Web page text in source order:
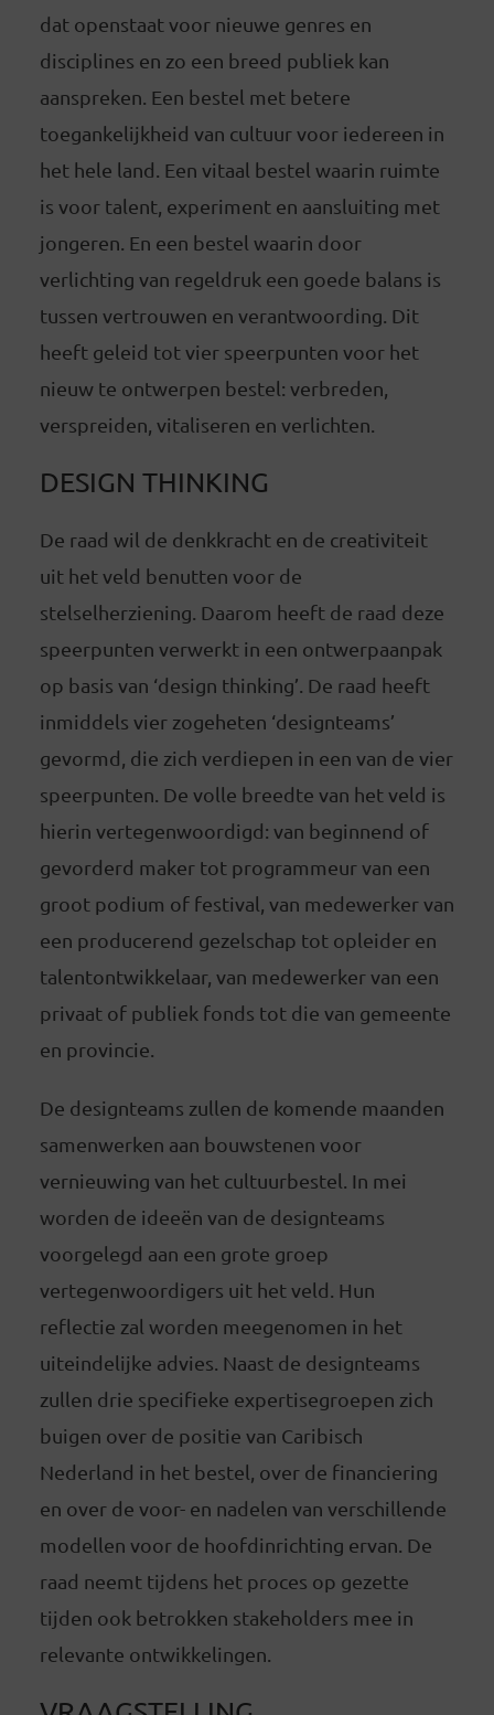
dat openstaat voor nieuwe genres en
disciplines en zo een breed publiek kan
aanspreken. Een bestel met betere
toegankelijkheid van cultuur voor iedereen in
het hele land. Een vitaal bestel waarin ruimte
is voor talent, experiment en aansluiting met
jongeren. En een bestel waarin door
verlichting van regeldruk een goede balans is
tussen vertrouwen en verantwoording. Dit
heeft geleid tot vier speerpunten voor het
nieuw te ontwerpen bestel: verbreden,
verspreiden, vitaliseren en verlichten.
DESIGN THINKING
De raad wil de denkkracht en de creativiteit
uit het veld benutten voor de
stelselherziening. Daarom heeft de raad deze
speerpunten verwerkt in een ontwerpaanpak
op basis van ‘design thinking’. De raad heeft
inmiddels vier zogeheten ‘designteams’
gevormd, die zich verdiepen in een van de vier
speerpunten. De volle breedte van het veld is
hierin vertegenwoordigd: van beginnend of
gevorderd maker tot programmeur van een
groot podium of festival, van medewerker van
een producerend gezelschap tot opleider en
talentontwikkelaar, van medewerker van een
privaat of publiek fonds tot die van gemeente
en provincie.
De designteams zullen de komende maanden
samenwerken aan bouwstenen voor
vernieuwing van het cultuurbestel. In mei
worden de ideeën van de designteams
voorgelegd aan een grote groep
vertegenwoordigers uit het veld. Hun
reflectie zal worden meegenomen in het
uiteindelijke advies. Naast de designteams
zullen drie specifieke expertisegroepen zich
buigen over de positie van Caribisch
Nederland in het bestel, over de financiering
en over de voor- en nadelen van verschillende
modellen voor de hoofdinrichting ervan. De
raad neemt tijdens het proces op gezette
tijden ook betrokken stakeholders mee in
relevante ontwikkelingen.